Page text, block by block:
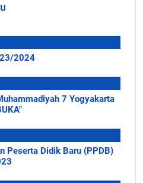
2024
7 Yogyakarta
Peserta Didik Baru (PPDB)